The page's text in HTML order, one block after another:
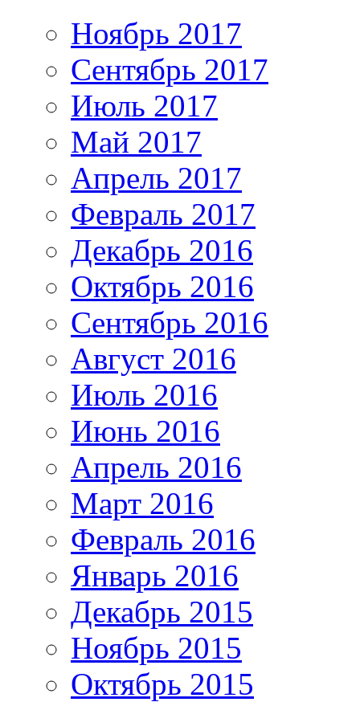
Ноябрь 2017
Сентябрь 2017
Июль 2017
Май 2017
Апрель 2017
Февраль 2017
Декабрь 2016
Октябрь 2016
Сентябрь 2016
Август 2016
Июль 2016
Июнь 2016
Апрель 2016
Март 2016
Февраль 2016
Январь 2016
Декабрь 2015
Ноябрь 2015
Октябрь 2015